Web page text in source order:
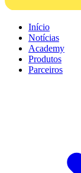
Início
Notícias
Academy
Produtos
Parceiros